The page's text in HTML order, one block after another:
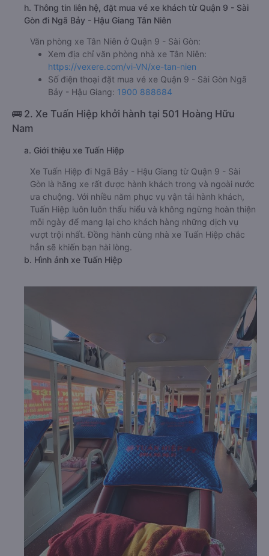
h. Thông tin liên hệ, đặt mua vé xe khách từ Quận 9 - Sài
Gòn đi Ngã Bảy - Hậu Giang Tân Niên
Văn phòng xe Tân Niên ở Quận 9 - Sài Gòn:
Xem địa chỉ văn phòng nhà xe Tân Niên:
https://vexere.com/vi-VN/xe-tan-nien
Số điện thoại đặt mua vé xe Quận 9 - Sài Gòn Ngã
Bảy - Hậu Giang: 1900 888684
🚌 2. Xe Tuấn Hiệp khởi hành tại 501 Hoàng Hữu
Nam
a. Giới thiệu xe Tuấn Hiệp
Xe Tuấn Hiệp đi Ngã Bảy - Hậu Giang từ Quận 9 - Sài
Gòn là hãng xe rất được hành khách trong và ngoài nước
ưa chuộng. Với nhiều năm phục vụ vận tải hành khách,
Tuấn Hiệp luôn luôn thấu hiểu và không ngừng hoàn thiện
mỗi ngày để mang lại cho khách hàng những dịch vụ
vượt trội nhất. Đồng hành cùng nhà xe Tuấn Hiệp chắc
hẳn sẽ khiến bạn hài lòng.
b. Hình ảnh xe Tuấn Hiệp